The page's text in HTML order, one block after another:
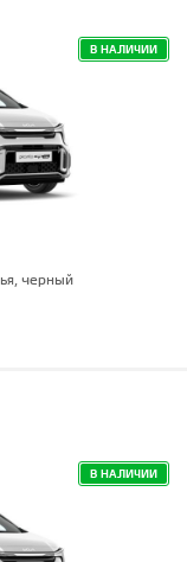
В НАЛИЧИИ
черный
В НАЛИЧИИ